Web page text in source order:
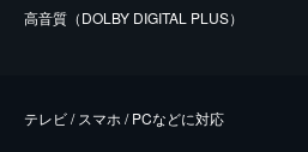
⾼⾳質（DOLBY DIGITAL PLUS）
テレビ / スマホ / PCなどに対応